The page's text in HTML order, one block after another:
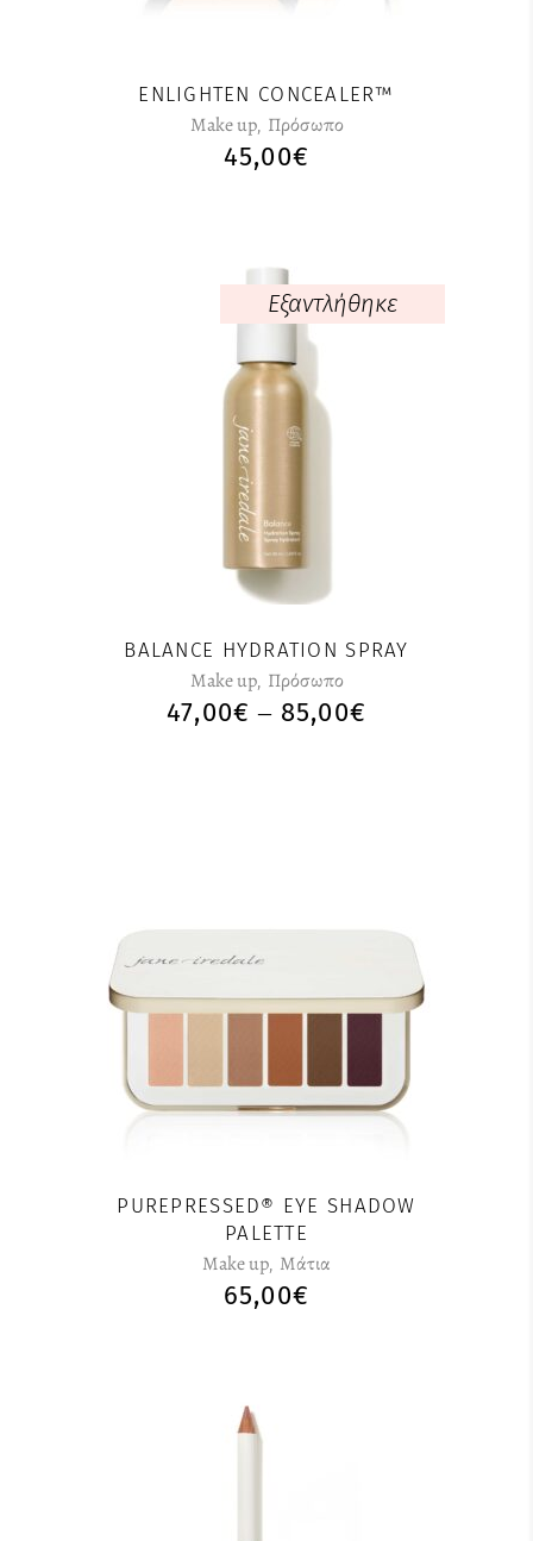
να
επιλεγούν
στη
ENLIGHTEN CONCEALER™
Make up, Πρόσωπο
45,00€
Εξαντλήθηκε
Αυτό
προϊόν
έχει
πολλαπλές
παραλλαγές.
Οι
επιλογές
να
επιλεγούν
στη
BALANCE HYDRATION SPRAY
Make up, Πρόσωπο
47,00€ – 85,00€
Αυτό
το
πολλαπλές
παραλλαγές.
να
επιλεγούν
στη
σελίδα
PUREPRESSED® EYE SHADOW
PALETTE
Make up, Μάτια
65,00€